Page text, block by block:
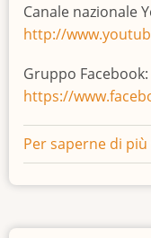
Canale nazionale
http://
Gruppo Facebook:
https://
Per saperne di più